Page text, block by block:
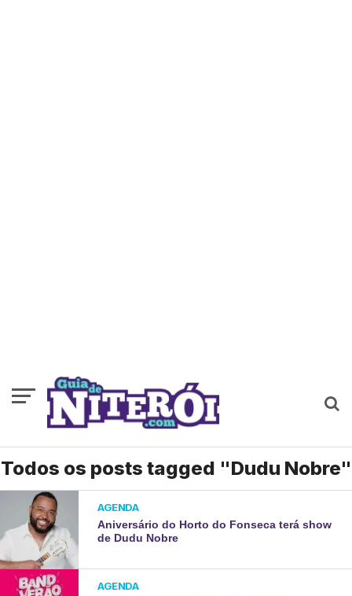
Todos os posts tagged "Dudu Nobre"
AGENDA
Aniversário do Horto do Fonseca terá show
de Dudu Nobre
AGENDA